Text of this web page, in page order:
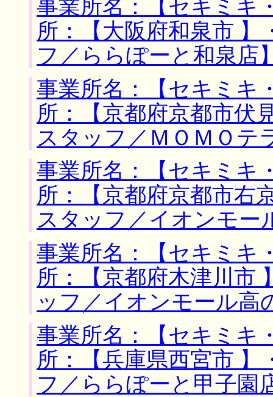
事業所名：【セキミ
所：【大阪府和泉市
フ／ららぽーと和泉店
事業所名：【セキミ
所：【京都府京都市伏
スタッフ／ＭＯＭＯテ
事業所名：【セキミ
所：【京都府京都市右
スタッフ／イオンモー
事業所名：【セキミ
所：【京都府木津川市
ッフ／イオンモール高
事業所名：【セキミ
所：【兵庫県西宮市
フ／ららぽーと甲子園